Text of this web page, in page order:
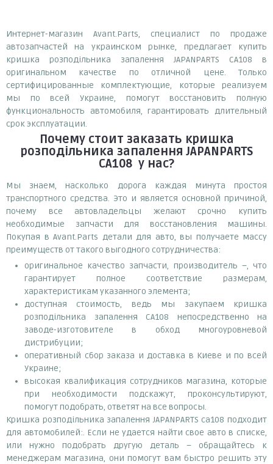
Интернет-магазин Avant.Parts, специалист по продаже
автозапчастей на украинском рынке, предлагает купить
кришка розподільника запалення JAPANPARTS CA108 в
оригинальном качестве по отличной цене. Только
сертифицированные комплектующие, которые реализуем
мы по всей Украине, помогут восстановить полную
функциональность автомобиля, гарантировать длительный
срок эксплуатации.
Почему стоит заказать кришка
розподільника запалення JAPANPARTS
CA108 у нас?
Мы знаем, насколько дорога каждая минута простоя
транспортного средства. Это и является основной причиной,
почему все автовладельцы желают срочно купить
необходимые запчасти для восстановления машины.
Покупая в Avant.Parts детали для авто, вы получаете массу
преимуществ от такого выгодного сотрудничества:
оригинальное качество запчасти, производитель –, что
гарантирует полное соответствие размерам,
характеристикам указанного элемента;
доступная стоимость, ведь мы закупаем кришка
розподільника запалення CA108 непосредственно на
заводе-изготовителе в обход многоуровневой
дистрибуции;
оперативный сбор заказа и доставка в Киеве и по всей
Украине;
высокая квалификация сотрудников магазина, которые
при необходимости подскажут, проконсультируют,
помогут подобрать, ответят на все вопросы.
Кришка розподільника запалення JAPANPARTS ca108 подходит
для автомобилей:. Если не удается найти свое авто в списке,
или нужно подобрать другую деталь – обращайтесь к
менеджерам магазина, они помогут вам быстро решить эту